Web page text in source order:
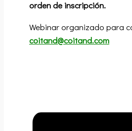
orden de inscripción.
Webinar organizado para
coitand@coitand.com